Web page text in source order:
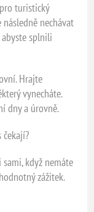
turistický
nechávat
splnili
Hrajte
vynecháte.
dny a úrovně.
čekají?
když nemáte
zážitek.